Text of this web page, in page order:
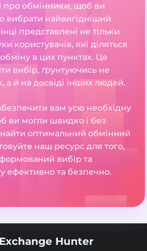
про обмінники, щоб ви
вибрати найвигідніший
представлені не тільки
користувачів, які діляться
в цих пунктах. Це
вибір, ґрунтуючись не
й на досвіді інших людей.
вам усю необхідну
ви могли швидко і без
оптимальний обмінний
наш ресурс для того,
вибір та
ефективно та безпечно.
Exchange Hunter